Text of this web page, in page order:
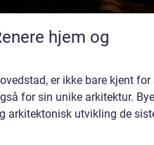
hjem og
er ikke bare kjent
for sin unike arkitektur.
arkitektonisk utvikling de